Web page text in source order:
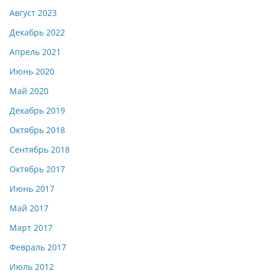
Август 2023
Декабрь 2022
Апрель 2021
Июнь 2020
Май 2020
Декабрь 2019
Октябрь 2018
Сентябрь 2018
Октябрь 2017
Июнь 2017
Май 2017
Март 2017
Февраль 2017
Июль 2012